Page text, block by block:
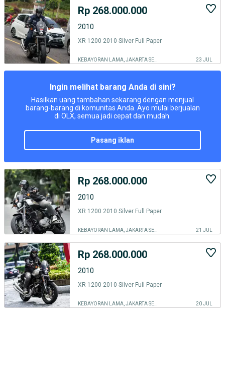
Rp 268.000.000
2010
XR 1200 2010 Silver Full Paper
23 JUL
Ingin melihat barang Anda di sini?
Hasilkan uang tambahan sekarang dengan menjual
barang-barang di komunitas Anda. Ayo mulai berjualan
di OLX, semua jadi cepat dan mudah.
pasang iklan
Rp 268.000.000
2010
XR 1200 2010 Silver Full Paper
21 JUL
Rp 268.000.000
2010
XR 1200 2010 Silver Full Paper
20 JUL